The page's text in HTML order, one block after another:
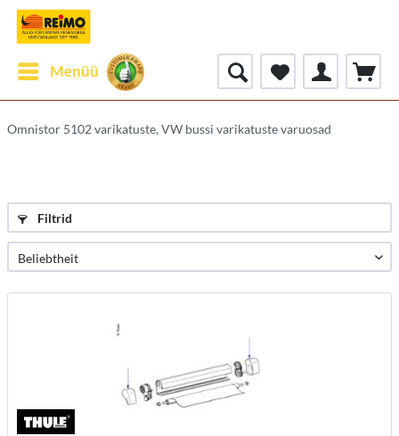
Menüü
Omnistor 5102 varikatuste, VW bussi varikatuste varuosad
Filtrid